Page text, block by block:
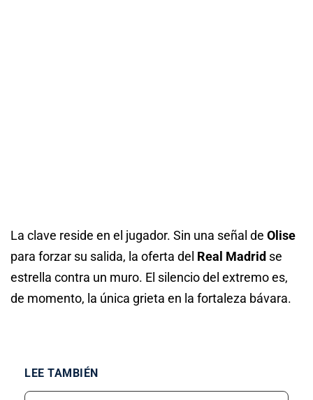
La clave reside en el jugador. Sin una señal de Olise
para forzar su salida, la oferta del Real Madrid se
estrella contra un muro. El silencio del extremo es,
de momento, la única grieta en la fortaleza bávara.
LEE TAMBIÉN